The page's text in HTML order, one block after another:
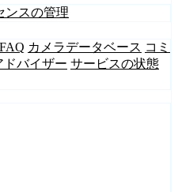
ンスの管理
FAQ カメラデータベース コミ
ドバイザー サービスの状態